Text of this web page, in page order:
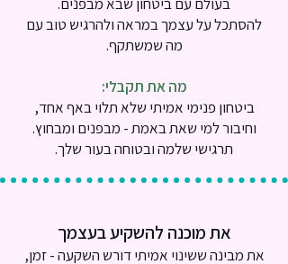
להסתכל על עצמך במראה ולהרגיש טוב עם
מה שמשתקף.
מה את תקבלי:
ביטחון פנימי אמיתי שלא תלוי באף אחד,
וחיבור למי שאת באמת - מבפנים ומבחוץ.
תרגישי שלמה ובטוחה בעור שלך.
את מוכנה להשקיע בעצמך
את מבינה ששינוי אמיתי דורש השקעה - זמן,